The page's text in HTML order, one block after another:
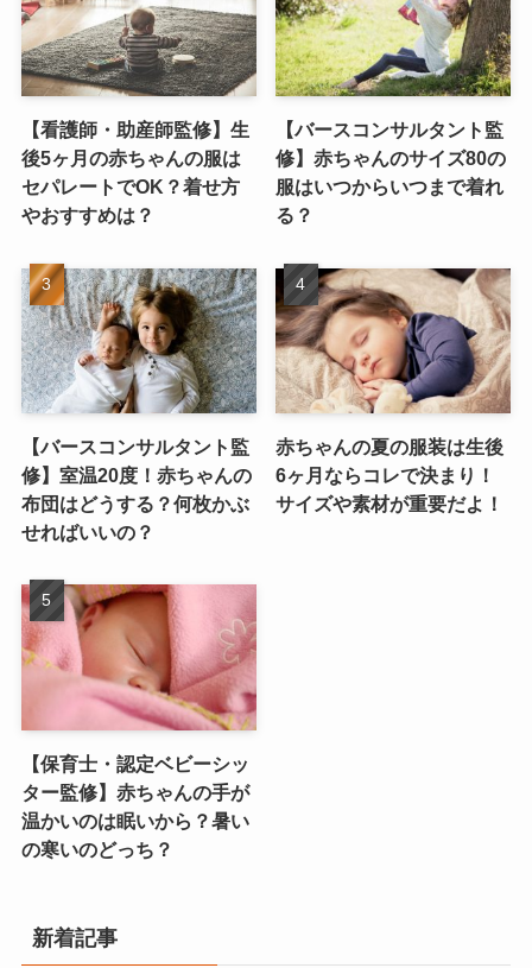
【看護師・助産師監修】生
後5ヶ月の赤ちゃんの服は
セパレートでOK？着せ方
やおすすめは？
【バースコンサルタント監
修】赤ちゃんのサイズ80の
服はいつからいつまで着れ
る？
【バースコンサルタント監
修】室温20度！赤ちゃんの
布団はどうする？何枚かぶ
せればいいの？
赤ちゃんの夏の服装は生後
6ヶ月ならコレで決まり！
サイズや素材が重要だよ！
【保育士・認定ベビーシッ
ター監修】赤ちゃんの手が
温かいのは眠いから？暑い
の寒いのどっち？
新着記事